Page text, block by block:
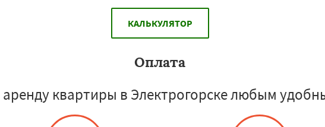
КАЛЬКУЛЯТОР
Оплата
квартиры в Электрогорске любым